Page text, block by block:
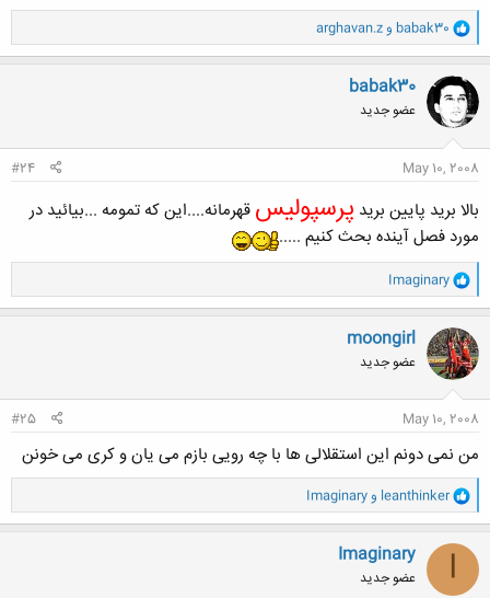
و
ا
ک
ن
ش
ه
ا
babak30 وarghavan.z
babak30
عضو جدید
May 10, 2008
#24
بالا برید پایین برید پرسپولیس قهرمانه....این که تمومه ...بیائید در
مورد فصل آینده بحث کنیم .....
و
ا
ک
ن
ش
ه
ا
Imaginary
moongirl
عضو جدید
May 10, 2008
#25
من نمی دونم این استقلالی ها با چه رویی بازم می یان و کری می خونن
و
ا
ک
ن
leanthinker وImaginary
I
Imaginary
عضو جدید